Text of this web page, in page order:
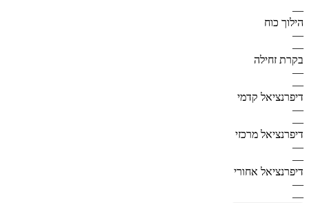
—
הילוך כוח
—
—
בקרת זחילה
—
—
דיפרנציאל קדמי
—
—
דיפרנציאל מרכזי
—
—
דיפרנציאל אחורי
—
—